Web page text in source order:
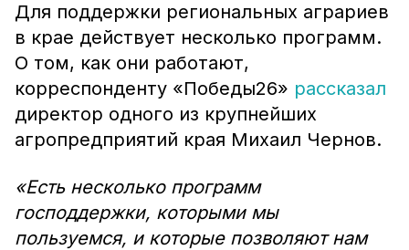
Для поддержки региональных аграриев
в крае действует несколько программ.
О том, как они работают,
корреспонденту «Победы26» рассказал
директор одного из крупнейших
агропредприятий края Михаил Чернов.
«Есть несколько программ
господдержки, которыми мы
пользуемся, и которые позволяют нам